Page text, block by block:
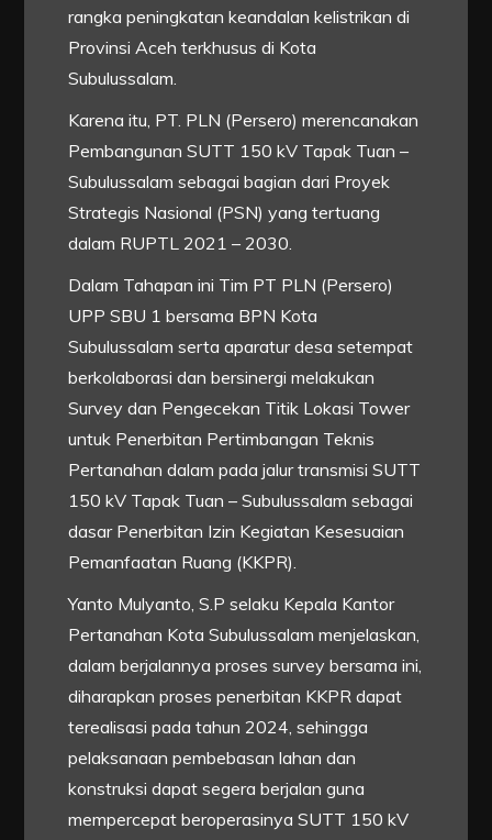
rangka peningkatan keandalan kelistrikan di
Provinsi Aceh terkhusus di Kota
Subulussalam.
Karena itu, PT. PLN (Persero) merencanakan
Pembangunan SUTT 150 kV Tapak Tuan –
Subulussalam sebagai bagian dari Proyek
Strategis Nasional (PSN) yang tertuang
dalam RUPTL 2021 – 2030.
Dalam Tahapan ini Tim PT PLN (Persero)
UPP SBU 1 bersama BPN Kota
Subulussalam serta aparatur desa setempat
berkolaborasi dan bersinergi melakukan
Survey dan Pengecekan Titik Lokasi Tower
untuk Penerbitan Pertimbangan Teknis
Pertanahan dalam pada jalur transmisi SUTT
150 kV Tapak Tuan – Subulussalam sebagai
dasar Penerbitan Izin Kegiatan Kesesuaian
Pemanfaatan Ruang (KKPR).
Yanto Mulyanto, S.P selaku Kepala Kantor
Pertanahan Kota Subulussalam menjelaskan,
dalam berjalannya proses survey bersama ini,
diharapkan proses penerbitan KKPR dapat
terealisasi pada tahun 2024, sehingga
pelaksanaan pembebasan lahan dan
konstruksi dapat segera berjalan guna
mempercepat beroperasinya SUTT 150 kV